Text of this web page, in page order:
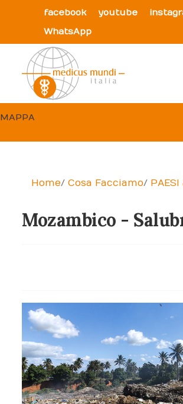
facebook youtube
WhatsApp
MAPPA
Home Cosa Facciamo PAESI
Mozambico -